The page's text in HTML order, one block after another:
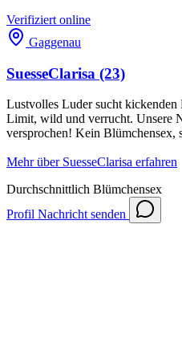
Verifiziert online
Gaggenau
SuesseClarisa (23)
Lustvolles Luder sucht
Limit, wild und verrucht. Unsere
versprochen! Kein Blümchensex,
Mehr über SuesseClarisa erfahren
Durchschnittlich Blümchensex
Profil Nachricht senden